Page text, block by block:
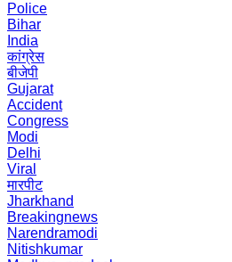
Police
Bihar
India
कांग्रेस
बीजेपी
Gujarat
Accident
Congress
Modi
Delhi
Viral
मारपीट
Jharkhand
Breakingnews
Narendramodi
Nitishkumar